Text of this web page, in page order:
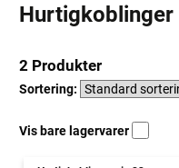
Hurtigkoblinger
2 Produkter
Sortering:
Vis bare lagervarer